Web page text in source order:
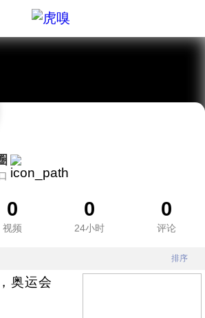
0
视频
0
24小时
0
评论
排序
奥运会